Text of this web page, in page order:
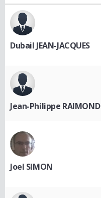
Dubail JEAN-JACQUES
Jean-Philippe RAIMOND
Joel SIMON